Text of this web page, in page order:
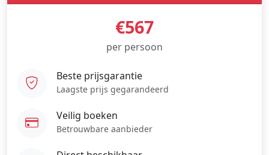
€567
per persoon
Beste prijsgarantie
Laagste prijs gegarandeerd
Veilig boeken
Betrouwbare aanbieder